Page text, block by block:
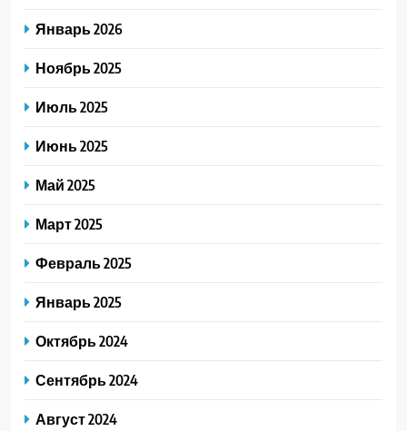
Январь 2026
Ноябрь 2025
Июль 2025
Июнь 2025
Май 2025
Март 2025
Февраль 2025
Январь 2025
Октябрь 2024
Сентябрь 2024
Август 2024